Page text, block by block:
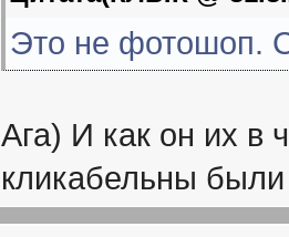
Это не фотошоп.
Ага) И как он их в
кликабельны